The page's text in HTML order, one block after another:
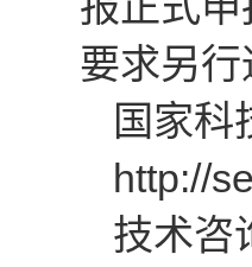
要求另
国家科
http://
技术咨